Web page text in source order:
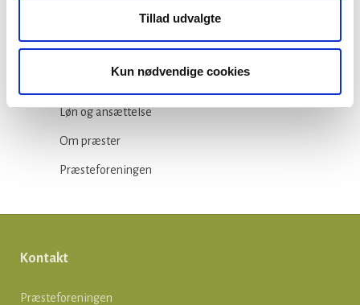
Tillad udvalgte
Kun nødvendige cookies
Ikke-kategoriseret
Løn og ansættelse
Om præster
Præsteforeningen
Kontakt
Præsteforeningen